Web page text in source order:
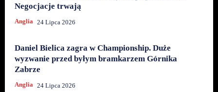
Negocjacje trwają
Anglia 24 Lipca 2026
Daniel Bielica zagra w Championship. Duże
wyzwanie przed byłym bramkarzem Górnika
Zabrze
Anglia 24 Lipca 2026